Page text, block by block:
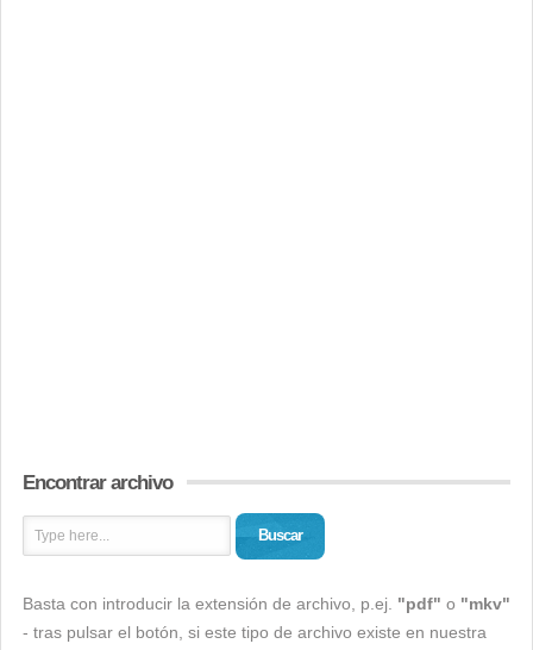
Encontrar archivo
Buscar
Basta con introducir la extensión de archivo, p.ej. "pdf" o "mkv"
- tras pulsar el botón, si este tipo de archivo existe en nuestra